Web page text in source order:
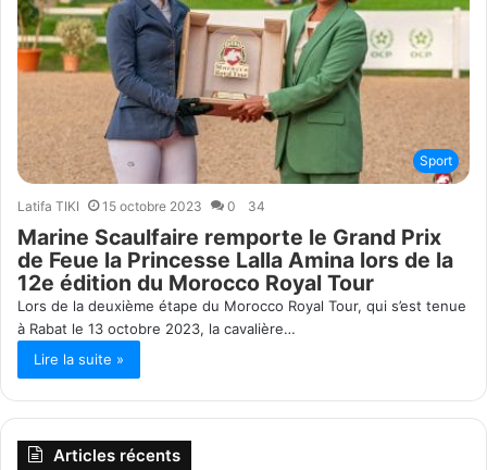
Sport
Latifa TIKI 15 octobre 2023 0 34
Marine Scaulfaire remporte le Grand Prix
de Feue la Princesse Lalla Amina lors de la
12e édition du Morocco Royal Tour
Lors de la deuxième étape du Morocco Royal Tour, qui s’est tenue
à Rabat le 13 octobre 2023, la cavalière…
Lire la suite »
Articles récents